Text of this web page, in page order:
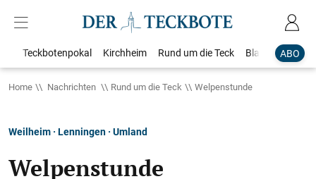
ABO
Teckbotenpokal Kirchheim Rund um die Teck Blaulicht
Home Nachrichten Rund um die Teck Welpenstunde
Weilheim · Lenningen · Umland
Welpenstunde